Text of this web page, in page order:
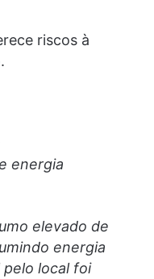
riscos à
energia
elevado de
energia
pelo local foi